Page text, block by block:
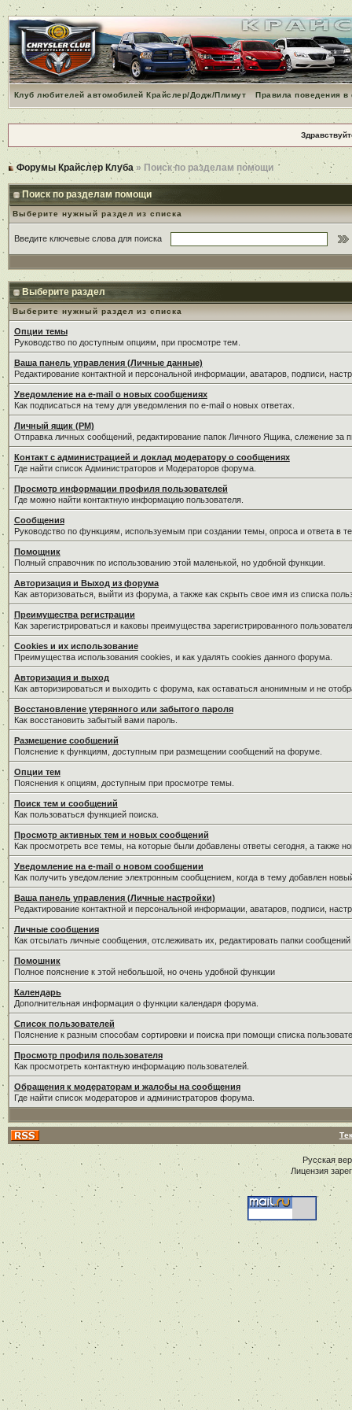
Клуб любителей автомобилей Крайслер/Додж/Плимут Правила поведения
Форумы Крайслер Клуба » Поиск по разделам помощи
Поиск по разделам помощи
Выберите нужный раздел из списка
Введите ключевые слова для поиска
Выберите раздел
Выберите нужный раздел из списка
Опции темы
Руководство по доступным опциям, при просмотре тем.
Ваша панель управления (Личные данные)
Редактирование контактной и персональной информации, аватаров, подписи,
Уведомление на e-mail о новых сообщениях
Как подписаться на тему для уведомления по e-mail о новых ответах.
Личный ящик (PM)
Отправка личных сообщений, редактирование папок Личного Ящика, слежение
Контакт с администрацией и доклад модератору о сообщениях
Где найти список Администраторов и Модераторов форума.
Просмотр информации профиля пользователей
Где можно найти контактную информацию пользователя.
Сообщения
Руководство по функциям, используемым при создании темы, опроса и ответа в
Помощник
Полный справочник по использованию этой маленькой, но удобной функции.
Авторизация и Выход из форума
Как авторизоваться, выйти из форума, а также как скрыть свое имя из списка
Преимущества регистрации
Как зарегистрироваться и каковы преимущества зарегистрированного
Cookies и их использование
Преимущества использования cookies, и как удалять cookies данного форума.
Авторизация и выход
Как авторизироваться и выходить с форума, как оставаться анонимным и не
Восстановление утерянного или забытого пароля
Как восстановить забытый вами пароль.
Размещение сообщений
Пояснение к функциям, доступным при размещении сообщений на форуме.
Опции тем
Пояснения к опциям, доступным при просмотре темы.
Поиск тем и сообщений
Как пользоваться функцией поиска.
Просмотр активных тем и новых сообщений
Как просмотреть все темы, на которые были добавлены ответы сегодня, а также
Уведомление на е-mail о новом сообщении
Как получить уведомление электронным сообщением, когда в тему добавлен
Ваша панель управления (Личные настройки)
Редактирование контактной и персональной информации, аватаров, подписи,
Личные сообщения
Как отсылать личные сообщения, отслеживать их, редактировать папки
Помошник
Полное пояснение к этой небольшой, но очень удобной функции
Календарь
Дополнительная информация о функции календаря форума.
Список пользователей
Пояснение к разным способам сортировки и поиска при помощи списка
Просмотр профиля пользователя
Как просмотреть контактную информацию пользователей.
Обращения к модераторам и жалобы на сообщения
Где найти список модераторов и администраторов форума.
Русская
Лицензия